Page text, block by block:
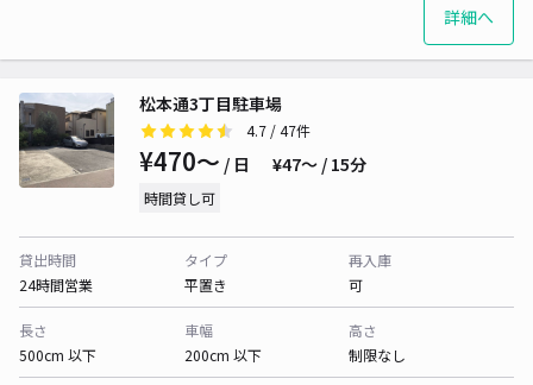
詳細へ
松本通3丁目駐車場
4.7 / 47件
¥470〜 / 日 ¥47〜 / 15分
時間貸し可
貸出時間
24時間営業
タイプ
平置き
再入庫
可
長さ
500cm 以下
車幅
200cm 以下
高さ
制限なし